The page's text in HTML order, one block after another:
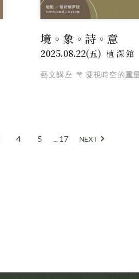
境。象。詩。意
2025.08.22(五) 植深館
藝文講座 凝視時空的重
4 5 ... 17 NEXT